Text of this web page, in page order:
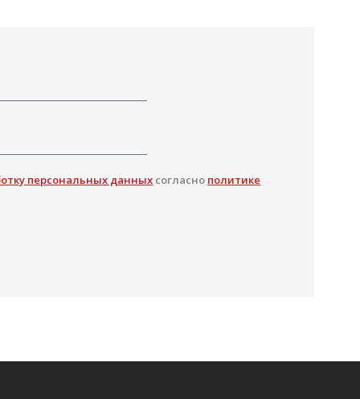
персональных данных согласно политике